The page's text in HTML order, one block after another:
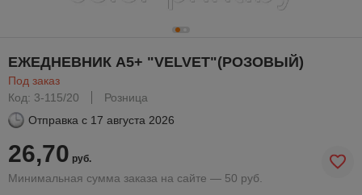
ЕЖЕДНЕВНИК А5+ "VELVET"(РОЗОВЫЙ)
Под заказ
Код: 3-115/20
Розница
Отправка с 17 августа 2026
26,70 руб.
Минимальная сумма заказа на сайте — 50 руб.